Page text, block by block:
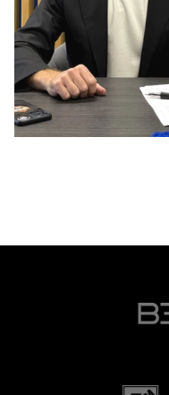
Капитан – с нами!
2 ИЮНЯ 2026 12:55